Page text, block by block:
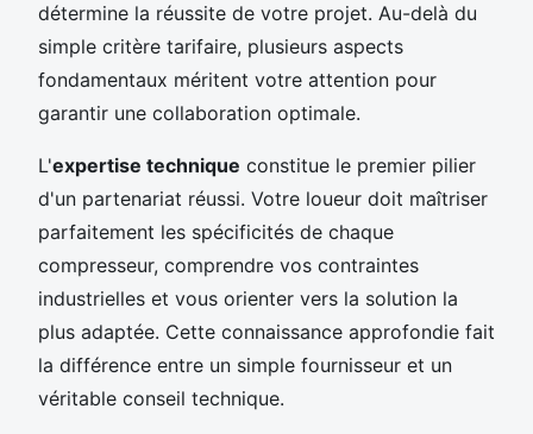
détermine la réussite de votre projet. Au-delà du
simple critère tarifaire, plusieurs aspects
fondamentaux méritent votre attention pour
garantir une collaboration optimale.
L'expertise technique constitue le premier pilier
d'un partenariat réussi. Votre loueur doit maîtriser
parfaitement les spécificités de chaque
compresseur, comprendre vos contraintes
industrielles et vous orienter vers la solution la
plus adaptée. Cette connaissance approfondie fait
la différence entre un simple fournisseur et un
véritable conseil technique.